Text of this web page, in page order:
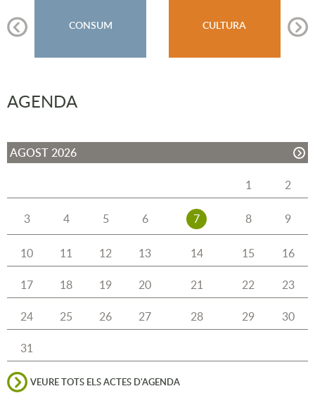
CONSUM CULTURA
AGENDA
AGOST 2026
1 2
3 4 5 6 7 8 9
10 11 12 13 14 15 16
17 18 19 20 21 22 23
24 25 26 27 28 29 30
31
VEURE TOTS ELS ACTES D'AGENDA